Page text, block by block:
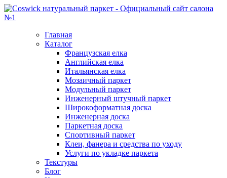
Главная
Каталог
Французская елка
Английская елка
Итальянская елка
Мозаичный паркет
Модульный паркет
Инженерный штучный паркет
Широкоформатная доска
Инженерная доска
Паркетная доска
Спортивный паркет
Клеи, фанера и средства по уходу
Услуги по укладке паркета
Текстуры
Блог